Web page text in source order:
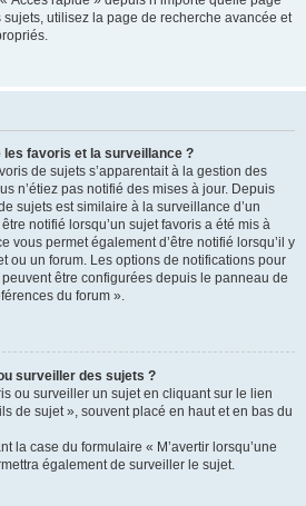
utilisez la page de recherche avancée et
favoris et la surveillance ?
de sujets s’apparentait à la gestion des
n’étiez pas notifié des mises à jour. Depuis
sujets est similaire à la surveillance d’un
notifié lorsqu’un sujet favoris a été mis à
vous permet également d’être notifié lorsqu’il y
ou un forum. Les options de notifications pour
être configurées depuis le panneau de
du forum ».
surveiller des sujets ?
ou surveiller un sujet en cliquant sur le lien
de sujet », souvent placé en haut et en bas du
la case du formulaire « M’avertir lorsqu’une
également de surveiller le sujet.